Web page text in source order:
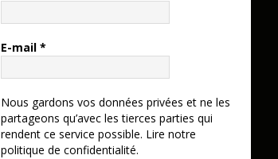
E-mail *
Nous gardons vos données privées et ne les
partageons qu’avec les tierces parties qui
rendent ce service possible. Lire notre
politique de confidentialité.